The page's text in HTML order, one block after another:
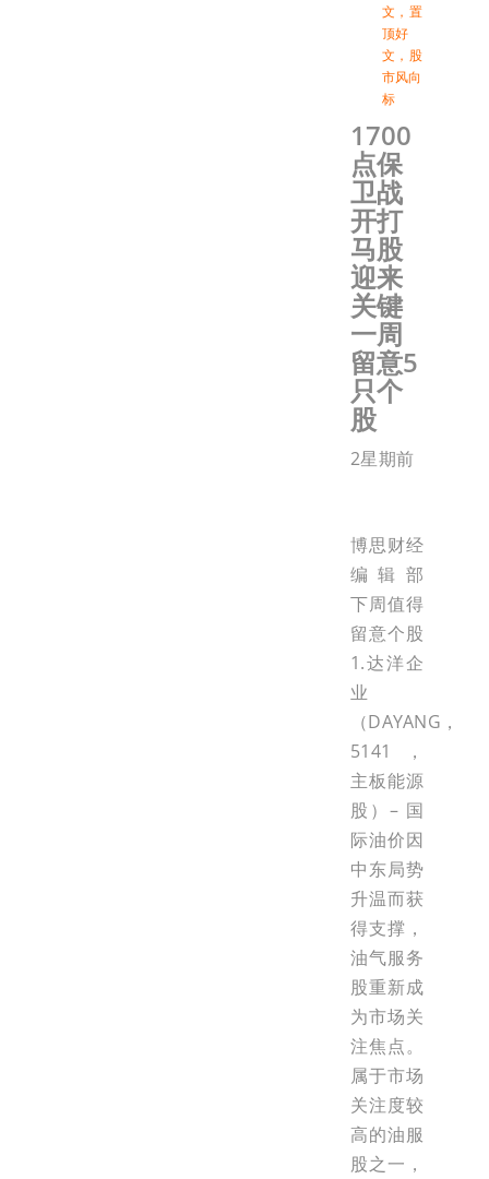
文 ， 置
顶好
文 ， 股
市风向
标
1700
点保
卫战
开打
马股
迎来
关键
一周
留意5
只个
股
2星期前
博思财经
编辑部
下周值得
留意个股
1.达洋企
业
（DAYANG，
5141，
主板能源
股）– 国
际油价因
中东局势
升温而获
得支撑，
油气服务
股重新成
为市场关
注焦点。
属于市场
关注度较
高的油服
股之一，